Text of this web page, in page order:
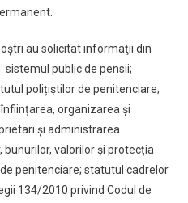
au solicitat informaţii din
public de pensii;
polițiștilor de penitenciare;
organizarea și
și administrarea
valorilor și protecția
penitenciare; statutul cadrelor
134/2010 privind Codul de